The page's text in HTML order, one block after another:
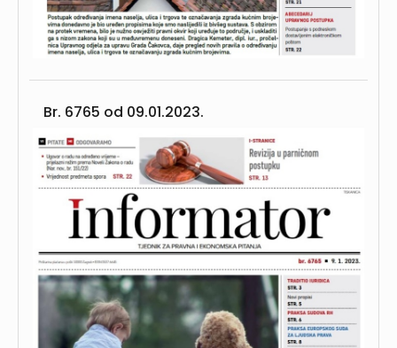
Br. 6765 od 09.01.2023.